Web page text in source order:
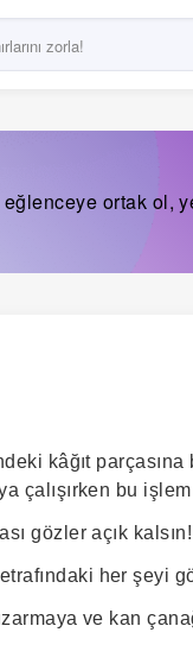
ortak ol,
kâğıt
çalışırken bu
gözler açık kalsın!
her şeyi
ve kan